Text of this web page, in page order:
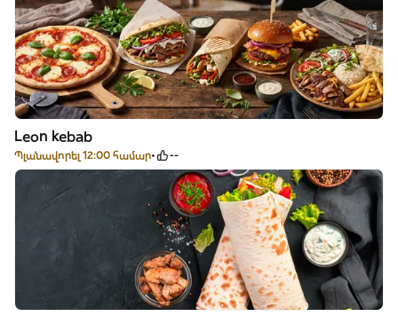
Leon kebab
Պլանավորել 12:00 համար --